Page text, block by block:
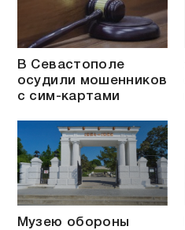
В Севастополе
осудили мошенников
с сим-картами
Музею обороны